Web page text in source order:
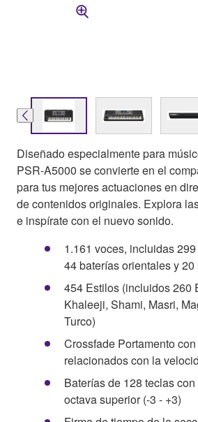
Diseñado especialmente para
PSR-A5000 se convierte en el
para tus mejores actuaciones en
de contenidos originales. Explora
e inspírate con el nuevo sonido.
1.161 voces, incluidas
44 baterías orientales y
454 Estilos (incluidos 260
Khaleeji, Shami, Masri,
Turco)
Crossfade Portamento
relacionados con la
Baterías de 128 teclas
octava superior (-3 - +3)